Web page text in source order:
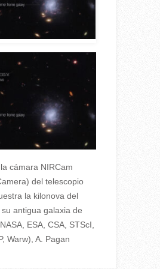
cámara NIRCam
del telescopio
la kilonova del
antigua galaxia de
ESA, CSA, STScI,
Warw), A. Pagan